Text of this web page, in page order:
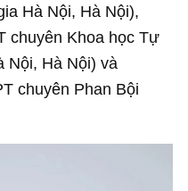
Hà Nội, Hà Nội),
chuyên Khoa học Tự
Nội, Hà Nội) và
chuyên Phan Bội